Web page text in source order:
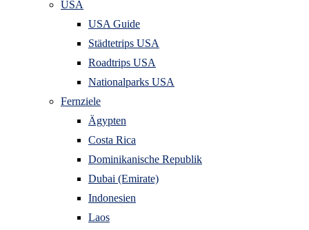
USA
USA Guide
Städtetrips USA
Roadtrips USA
Nationalparks USA
Fernziele
Ägypten
Costa Rica
Dominikanische Republik
Dubai (Emirate)
Indonesien
Laos